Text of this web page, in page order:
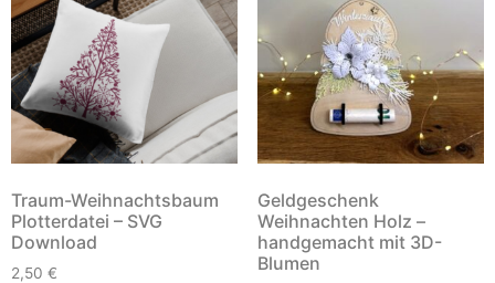
Traum-Weihnachtsbaum
Plotterdatei – SVG
Download
2,50 €
Geldgeschenk
Weihnachten Holz –
handgemacht mit 3D-
Blumen